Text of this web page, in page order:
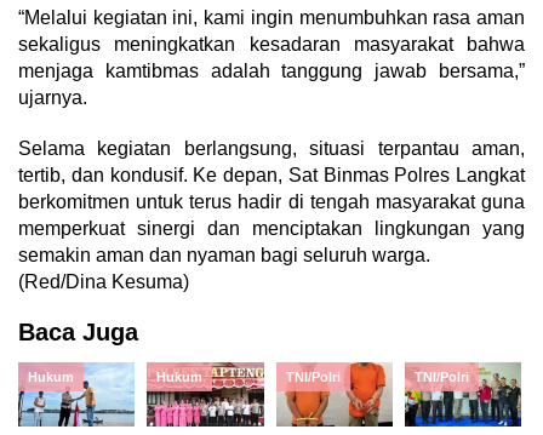
“Melalui kegiatan ini, kami ingin menumbuhkan rasa aman
sekaligus meningkatkan kesadaran masyarakat bahwa
menjaga kamtibmas adalah tanggung jawab bersama,”
ujarnya.
Selama kegiatan berlangsung, situasi terpantau aman,
tertib, dan kondusif. Ke depan, Sat Binmas Polres Langkat
berkomitmen untuk terus hadir di tengah masyarakat guna
memperkuat sinergi dan menciptakan lingkungan yang
semakin aman dan nyaman bagi seluruh warga.
(Red/Dina Kesuma)
Baca Juga
Hukum Hukum TNI/Polri TNI/Polri